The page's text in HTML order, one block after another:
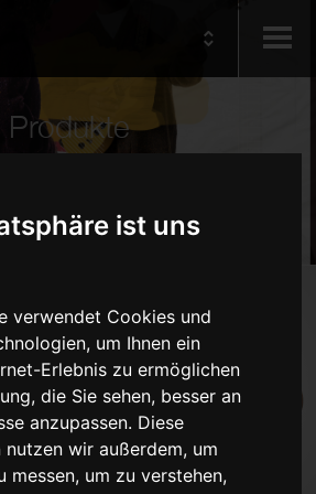
ist uns
verwendet Cookies und
um Ihnen ein
Erlebnis zu ermöglichen
die Sie sehen, besser an
anzupassen. Diese
nutzen wir außerdem, um
messen, um zu verstehen,
Kids
Produkte
und Percussion
Schlägel